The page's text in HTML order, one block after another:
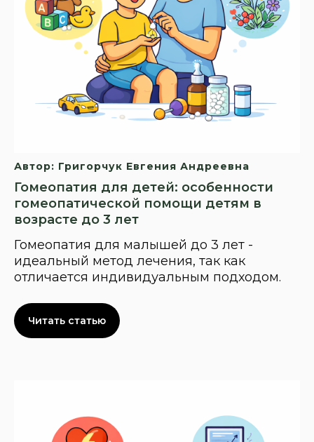
Автор: Григорчук Евгения Андреевна
Гомеопатия для детей: особенности
гомеопатической помощи детям в
возрасте до 3 лет
Гомеопатия для малышей до 3 лет -
идеальный метод лечения, так как
отличается индивидуальным подходом.
Читать статью